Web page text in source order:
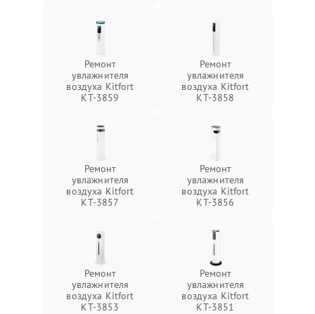
Ремонт
увлажнителя
воздуха Kitfort
КТ-3859
Ремонт
увлажнителя
воздуха Kitfort
КТ-3858
Ремонт
увлажнителя
воздуха Kitfort
КТ-3857
Ремонт
увлажнителя
воздуха Kitfort
КТ-3856
Ремонт
увлажнителя
воздуха Kitfort
КТ-3853
Ремонт
увлажнителя
воздуха Kitfort
КТ-3851